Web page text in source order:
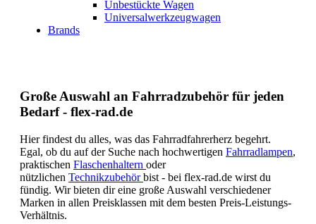
Unbestückte Wagen
Universalwerkzeugwagen
Brands
Große Auswahl an Fahrradzubehör für jeden
Bedarf - flex-rad.de
Hier findest du alles, was das Fahrradfahrerherz begehrt.
Egal, ob du auf der Suche nach hochwertigen Fahrradlampen,
praktischen Flaschenhaltern oder
nützlichen Technikzubehörbist - bei flex-rad.de wirst du
fündig. Wir bieten dir eine große Auswahl verschiedener
Marken in allen Preisklassen mit dem besten Preis-Leistungs-
Verhältnis.